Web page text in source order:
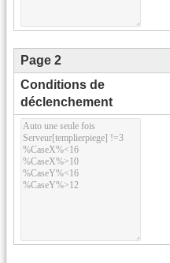
Page 2
Conditions de
déclenchement